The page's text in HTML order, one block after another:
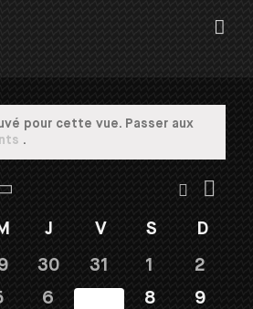
pour cette vue. Passer aux
.
vues
Mois
MERCREDI
J JEUDIV VENDREDI
S SAMEDI
D
30 31 1
2
6 8
9